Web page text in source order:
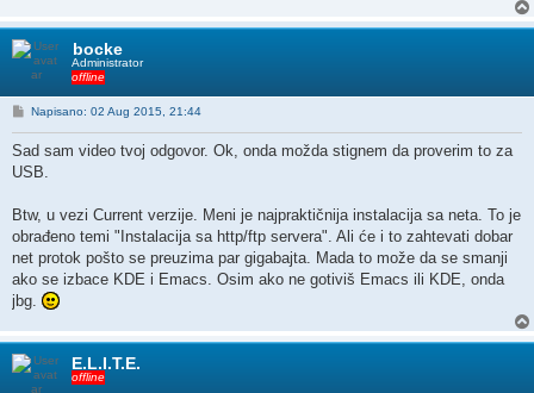
bocke
Administrator
offline
P
t
Napisano: 02 Aug 2015, 21:44
Sad sam video tvoj odgovor. Ok, onda možda stignem da proverim to za
USB.
Btw, u vezi Current verzije. Meni je najpraktičnija instalacija sa neta. To je
obrađeno temi "Instalacija sa http/ftp servera". Ali će i to zahtevati dobar
net protok pošto se preuzima par gigabajta. Mada to može da se smanji
ako se izbace KDE i Emacs. Osim ako ne gotiviš Emacs ili KDE, onda
jbg.
E.L.I.T.E.
offline